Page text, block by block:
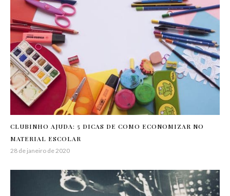
CLUBINHO AJUDA: 5 DICAS DE COMO ECONOMIZAR NO
MATERIAL ESCOLAR
28 de janeiro de 2020